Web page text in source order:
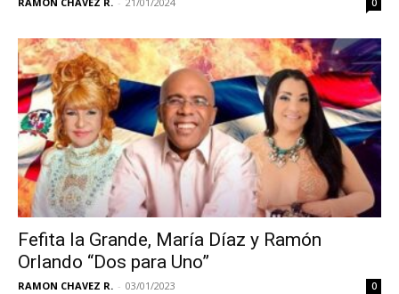
0
Fefita la Grande, María Díaz y Ramón
Orlando “Dos para Uno”
RAMON CHAVEZ R. - 03/01/2023 0